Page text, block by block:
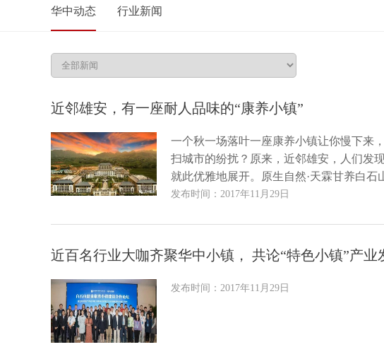
华中动态 行业新闻
近邻雄安，有一座耐人品味的“康养小镇”
一个秋一场落叶一座康养小镇让你慢下来
扫城市的纷扰？原来，近邻雄安，人们发
就此优雅地展开。原生自然·天霖甘养白石
发布时间：2017年11月29日
近百名行业大咖齐聚华中小镇， 共论“特色小镇”产业
发布时间：2017年11月29日